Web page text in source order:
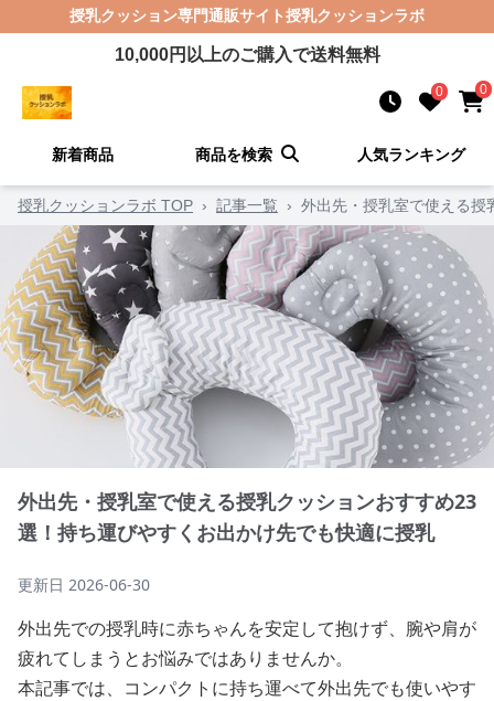
授乳クッション専門通販サイト授乳クッションラボ
10,000円以上のご購入で送料無料
0 0
新着商品 商品を検索 人気ランキング
授乳クッションラボ TOP › 記事一覧 › 外出先・授乳室で使える授
外出先・授乳室で使える授乳クッションおすすめ23
選！持ち運びやすくお出かけ先でも快適に授乳
更新日 2026-06-30
外出先での授乳時に赤ちゃんを安定して抱けず、腕や肩が
疲れてしまうとお悩みではありませんか。
本記事では、コンパクトに持ち運べて外出先でも使いやす